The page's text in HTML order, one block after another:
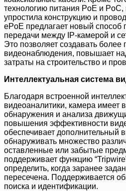
технологию питания PoE и PoC,
упростила конструкцию и
ePoE предлагает новый способ
передачи между IP-камерой и
Это позволяет создавать более
видеонаблюдения, повышает
затраты на строительство и
Интеллектуальная система
Благодаря встроенной
видеоаналитики, камера имеет
обнаружения и анализа
повышения эффективности
обеспечивает дополнительный
обнаруживать множество
оставленные или забытые
поддерживает функцию
определить, когда заранее
пересечена. Поддерживается
поиска и идентификации.